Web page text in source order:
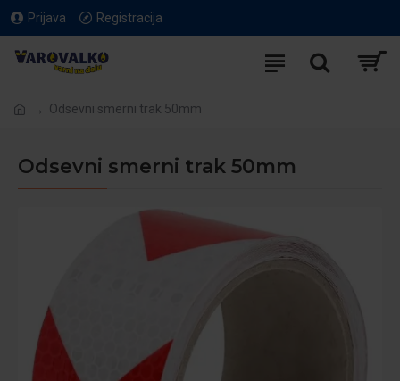
Prijava Registracija
Odsevni smerni trak 50mm
Odsevni smerni trak 50mm